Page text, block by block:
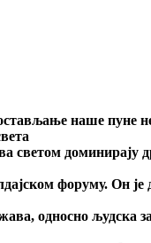
наше
светом доминирају
форуму. Он
односно људска